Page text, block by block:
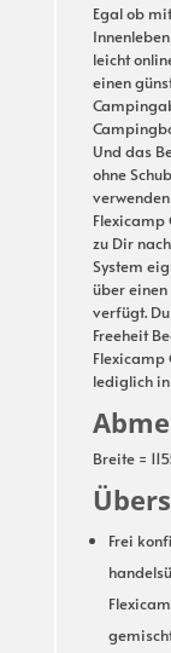
Egal ob
leicht
einen
Und das
ohne
zu Dir
System
über
verfügt.
Freeheit
Flexicamp
lediglich in
Breite =
Frei